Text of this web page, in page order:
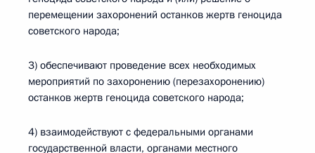
перемещении захоронений останков жертв геноцида
советского народа;
3) обеспечивают проведение всех необходимых
мероприятий по захоронению (перезахоронению)
останков жертв геноцида советского народа;
4) взаимодействуют с федеральными органами
государственной власти, органами местного